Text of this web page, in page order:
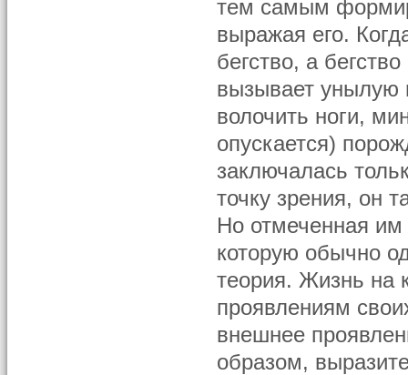
тем самым
выражая его.
бегство, а
вызывает унылую
волочить ноги,
опускается)
заключалась
точку зрения, он
Но отмеченная
которую обычно
теория. Жизнь на
проявлениям
внешнее
образом,